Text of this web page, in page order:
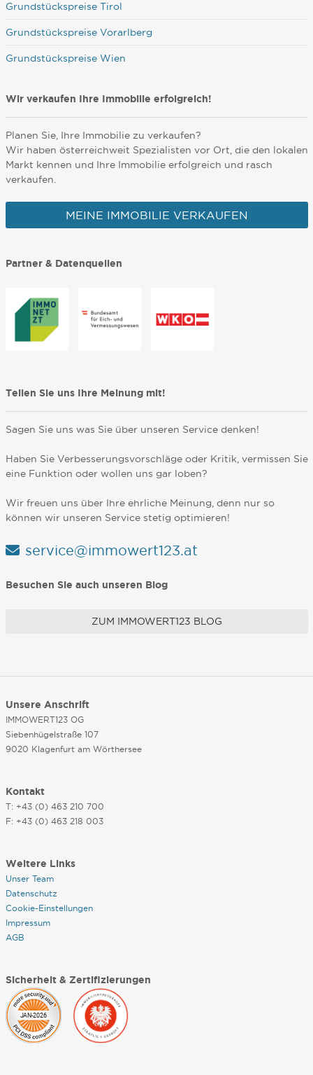
Grundstückspreise Tirol
Grundstückspreise Vorarlberg
Grundstückspreise Wien
Wir verkaufen Ihre Immobilie erfolgreich!
Planen Sie, Ihre Immobilie zu verkaufen?
Wir haben österreichweit Spezialisten vor Ort, die den lokalen
Markt kennen und Ihre Immobilie erfolgreich und rasch
verkaufen.
MEINE IMMOBILIE VERKAUFEN
Partner & Datenquellen
Teilen Sie uns Ihre Meinung mit!
Sagen Sie uns was Sie über unseren Service denken!
Haben Sie Verbesserungsvorschläge oder Kritik, vermissen Sie
eine Funktion oder wollen uns gar loben?
Wir freuen uns über Ihre ehrliche Meinung, denn nur so
können wir unseren Service stetig optimieren!
service@immowert123.at
Besuchen Sie auch unseren Blog
ZUM IMMOWERT123 BLOG
Unsere Anschrift
IMMOWERT123 OG
Siebenhügelstraße 107
9020 Klagenfurt am Wörthersee
Kontakt
T: +43 (0) 463 210 700
F: +43 (0) 463 218 003
Weitere Links
Unser Team
Datenschutz
Cookie-Einstellungen
Impressum
AGB
Sicherheit & Zertifizierungen